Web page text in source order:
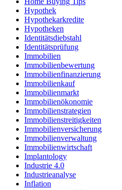
Hypothek
Hypothekarkredite
Hypotheken
Identitätsdiebstahl
Identitätsprüfung
Immobilien
Immobilienbewertung
Immobilienfinanzierung
Immobilienkauf
Immobilienmarkt
Immobilienökonomie
Immobilienstrategien
Immobilienstreitigkeiten
Immobilienversicherung
Immobilienverwaltung
Immobilienwirtschaft
Implantology
Industrie 4.0
Industrieanalyse
Inflation